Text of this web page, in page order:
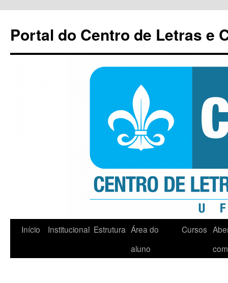
conteúdo
Portal do Centro de Letras e
Início Institucional Estrutura Área do
aluno
Cursos